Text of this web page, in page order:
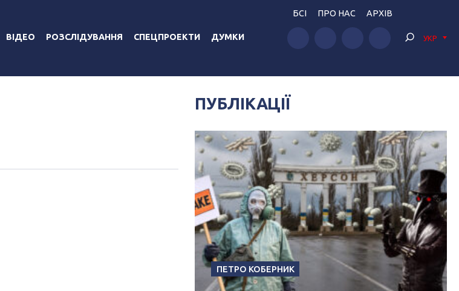
ВІДЕО РОЗСЛІДУВАННЯ СПЕЦПРОЕКТИ ДУМКИ
БСІ ПРО НАС АРХІВ
УКР
ПУБЛІКАЦІЇ
ПЕТРО КОБЕРНИК